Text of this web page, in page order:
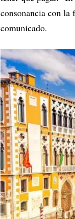
consonancia con
comunicado.